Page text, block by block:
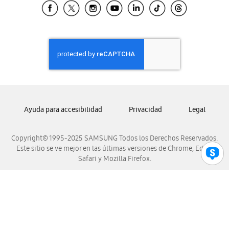
Samsung El Salvador
Samsung Honduras
Samsung Nicaragua
Samsung Panamá
Samsung Venezuela
Copyright© 1995-2025 SAMSUNG Todos los Derechos Reservados.
Este sitio se ve mejor en las últimas versiones de Chrome, Edge,
Safari y Mozilla Firefox.
Ayuda para accesibilidad Privacidad Legal